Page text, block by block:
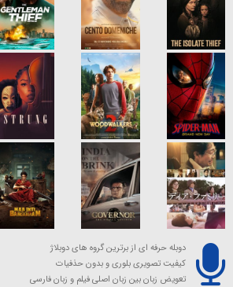
دوبله حرفه ای از برترین گروه های دوبلاژ
کیفیت تصویری بلوری و بدون حذفیات
تعویض زبان بین زبان اصلی فیلم و زبان فارسی